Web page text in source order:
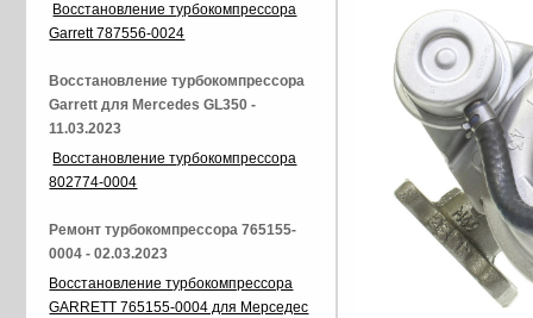
Восстановление турбокомпрессора
Garrett 787556-0024
Восстановление турбокомпрессора
Garrett для Mercedes GL350 -
11.03.2023
Восстановление турбокомпрессора
802774-0004
Ремонт турбокомпрессора 765155-
0004 - 02.03.2023
Восстановление турбокомпрессора
GARRETT 765155-0004 для Мерседес